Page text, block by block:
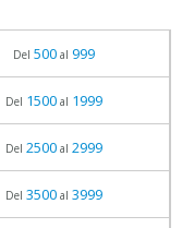
Del 500al 999
Del 1500al 1999
Del 2500al 2999
Del 3500al 3999